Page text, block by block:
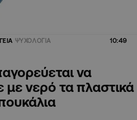
ΨΥΧΟΛΟΓΙΑ 10:49
να
με νερό τα πλαστικά